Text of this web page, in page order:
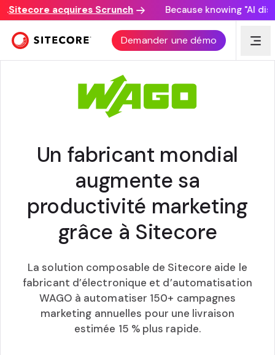
acquires Scrunch Because knowing "AI
Demander une démo
TÉMOIGNAGE CLIENT
Un fabricant mondial
augmente sa
productivité marketing
grâce à Sitecore
La solution composable de Sitecore aide le
fabricant d’électronique et d’automatisation
WAGO à automatiser 150+ campagnes
marketing annuelles pour une livraison
estimée 15 % plus rapide.